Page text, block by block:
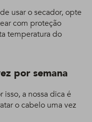
usar o secador, opte
com proteção
temperatura do
por semana
a nossa dica é
o cabelo uma vez